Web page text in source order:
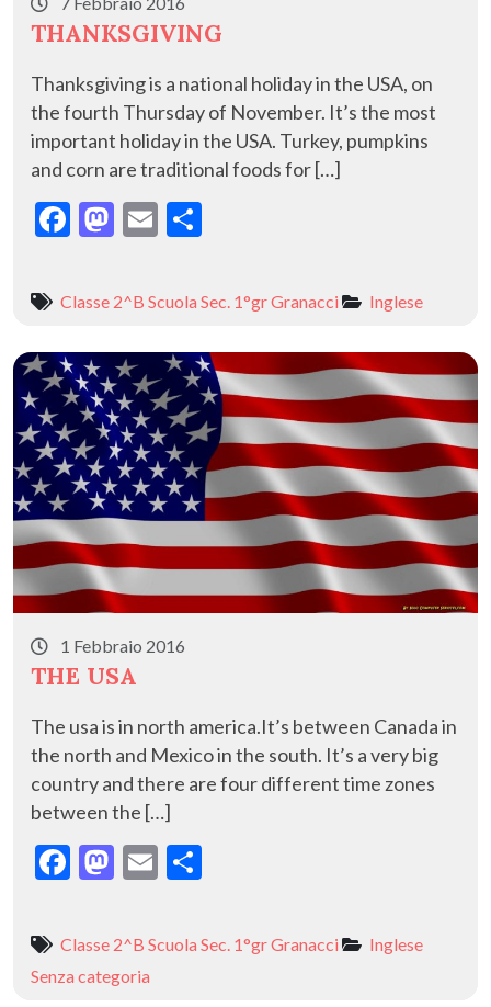
THANKSGIVING
Thanksgiving is a national holiday in the USA, on
the fourth Thursday of November. It’s the most
important holiday in the USA. Turkey, pumpkins
and corn are traditional foods for […]
F
e
o
o
k
M
to
o
n
E
ai n
vi
di
Classe 2^B Scuola Sec. 1°gr Granacci Inglese
1 Febbraio 2016
THE USA
The usa is in north america.It’s between Canada in
the north and Mexico in the south. It’s a very big
country and there are four different time zones
between the […]
F
e
b
M
to
d
E
ai n
Classe 2^B Scuola Sec. 1°gr Granacci
Inglese
Senza categoria